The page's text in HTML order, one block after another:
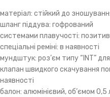
матеріал: стійкий до
шланг піддува: гофрований
системами плавучості:
спеціальні реміні: в наявності
мундштук: роз’єм типу “INT”
клапан швидкого скачування
наявності
балон: алюмінієвий, об’ємом